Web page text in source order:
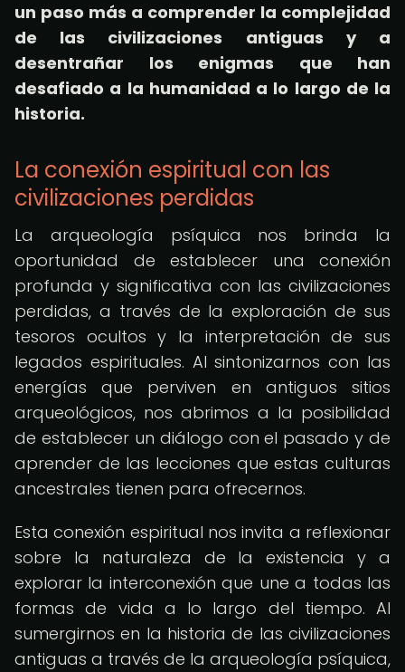
un paso más a comprender la complejidad
de las civilizaciones antiguas y a
desentrañar los enigmas que han
desafiado a la humanidad a lo largo de la
historia.
La conexión espiritual con las
civilizaciones perdidas
La arqueología psíquica nos brinda la
oportunidad de establecer una conexión
profunda y significativa con las civilizaciones
perdidas, a través de la exploración de sus
tesoros ocultos y la interpretación de sus
legados espirituales. Al sintonizarnos con las
energías que perviven en antiguos sitios
arqueológicos, nos abrimos a la posibilidad
de establecer un diálogo con el pasado y de
aprender de las lecciones que estas culturas
ancestrales tienen para ofrecernos.
Esta conexión espiritual nos invita a reflexionar
sobre la naturaleza de la existencia y a
explorar la interconexión que une a todas las
formas de vida a lo largo del tiempo. Al
sumergirnos en la historia de las civilizaciones
antiguas a través de la arqueología psíquica,